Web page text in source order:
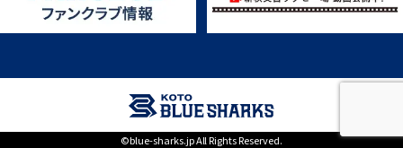
©blue-sharks.jp All Rights Reserved.